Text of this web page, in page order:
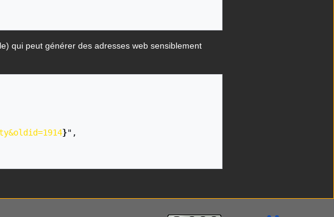
qui peut générer des adresses web sensiblement
}",